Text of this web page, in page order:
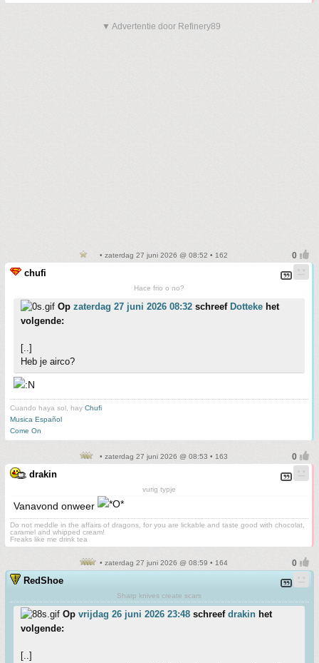
▼ Advertentie door Refinery89
• zaterdag 27 juni 2026 @ 08:52 • 162
chufi
Hace frio o no?
Op zaterdag 27 juni 2026 08:32 schreef Dotteke het
volgende:
[..]
Heb je airco?
Cuando haya sol, hay Chufi
Musica Español
Come On
• zaterdag 27 juni 2026 @ 08:53 • 163
drakin
vurig typje
Vanavond onweer
Do not meddle in the affairs of dragons, for you are lickable and taste good with chocolat,
caramel and whipped cream!
Freaks like me drink tea
• zaterdag 27 juni 2026 @ 08:59 • 164
RedShoe
Sharp knives create scars
Op vrijdag 26 juni 2026 23:48 schreef drakin het
volgende:
[..]